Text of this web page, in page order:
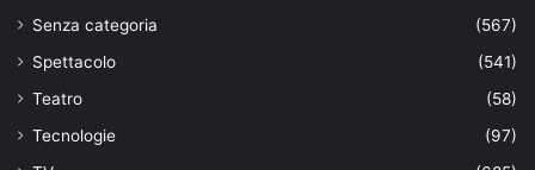
Senza categoria
(567)
Spettacolo
(541)
Teatro
(58)
Tecnologie
(97)